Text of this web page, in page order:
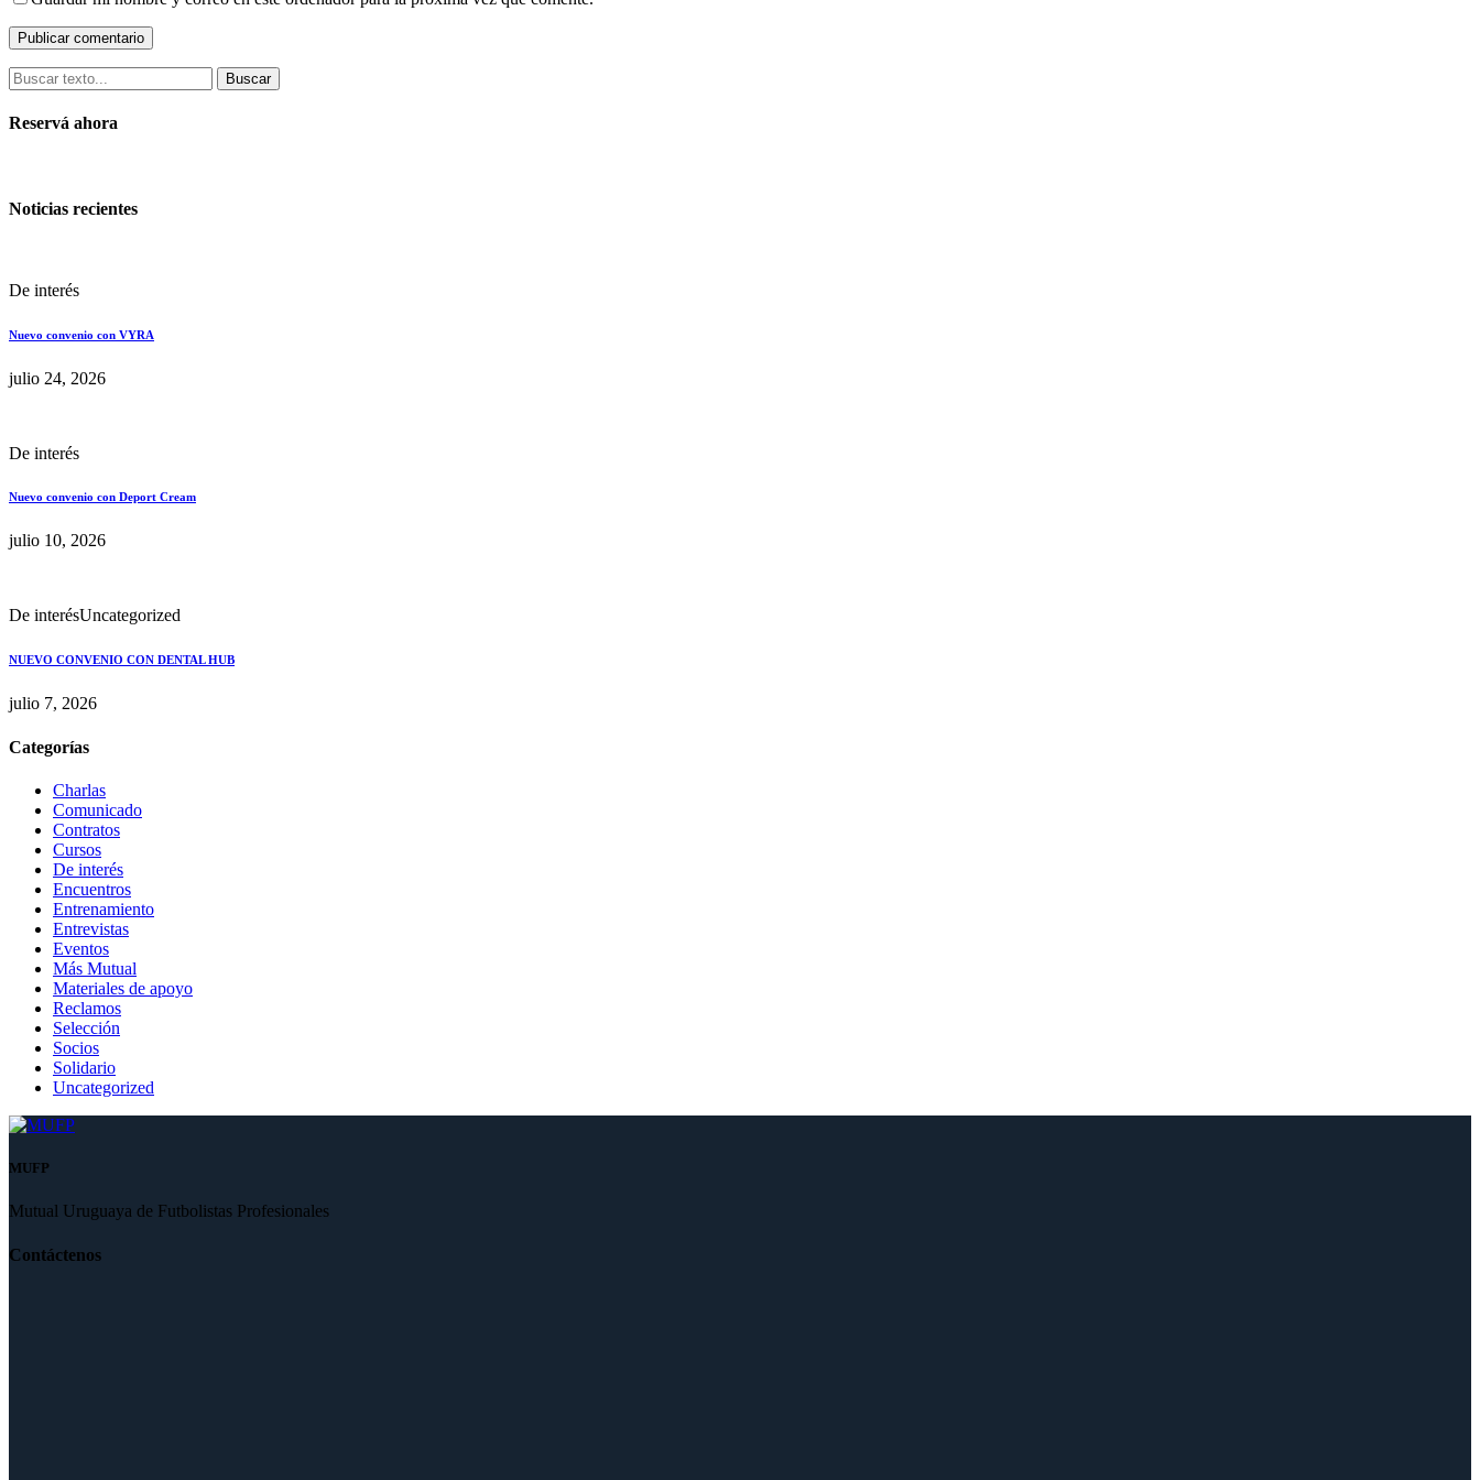
Buscar
Reservá ahora
Noticias recientes
De interés
Nuevo convenio con VYRA
julio 24, 2026
De interés
Nuevo convenio con Deport Cream
julio 10, 2026
De interésUncategorized
NUEVO CONVENIO CON DENTAL HUB
julio 7, 2026
Categorías
Charlas
Comunicado
Contratos
Cursos
De interés
Encuentros
Entrenamiento
Entrevistas
Eventos
Más Mutual
Materiales de apoyo
Reclamos
Selección
Socios
Solidario
Uncategorized
MUFP
Mutual Uruguaya de Futbolistas Profesionales
Contáctenos